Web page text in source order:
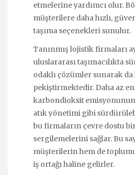
etmelerine yardımcı olur.
müşterilere daha hızlı,
taşıma seçenekleri sunulur.
Tanınmış lojistik firmaları
uluslararası taşımacılıkta
odaklı çözümler sunarak
pekiştirmektedir. Daha az
karbondioksit emisyonunun
atık yönetimi gibi
bu firmaların çevre dostu
sergilemelerini sağlar. Bu
müşterilerin hem de
iş ortağı haline gelirler.